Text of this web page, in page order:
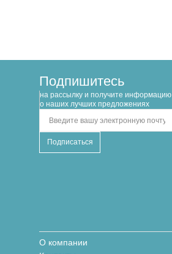
Подпишитесь
на рассылку и получите информацию
о наших лучших предложениях
О компании